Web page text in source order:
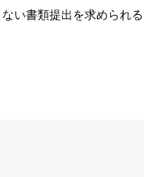
い書類提出を求められる